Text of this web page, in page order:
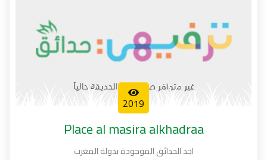
2019
Place al masira alkhadraa
احد الحدائق الموجودة بدولة المغرب